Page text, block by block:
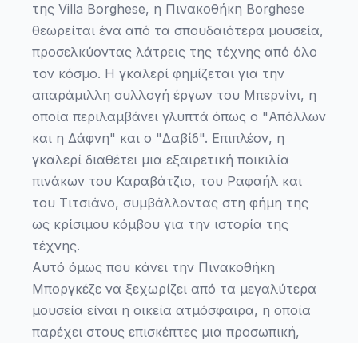
της Villa Borghese, η Πινακοθήκη Borghese
θεωρείται ένα από τα σπουδαιότερα μουσεία,
προσελκύοντας λάτρεις της τέχνης από όλο
τον κόσμο. Η γκαλερί φημίζεται για την
απαράμιλλη συλλογή έργων του Μπερνίνι, η
οποία περιλαμβάνει γλυπτά όπως ο "Απόλλων
και η Δάφνη" και ο "Δαβίδ". Επιπλέον, η
γκαλερί διαθέτει μια εξαιρετική ποικιλία
πινάκων του Καραβάτζιο, του Ραφαήλ και
του Τιτσιάνο, συμβάλλοντας στη φήμη της
ως κρίσιμου κόμβου για την ιστορία της
τέχνης.
Αυτό όμως που κάνει την Πινακοθήκη
Μποργκέζε να ξεχωρίζει από τα μεγαλύτερα
μουσεία είναι η οικεία ατμόσφαιρα, η οποία
παρέχει στους επισκέπτες μια προσωπική,